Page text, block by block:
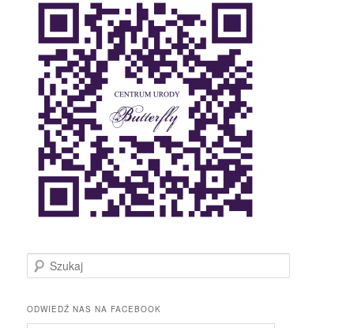
z
k
a
ODWIEDŹ NAS NA FACEBOOK